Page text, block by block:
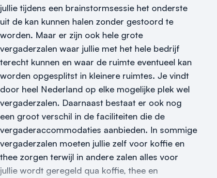
Vraag locatie aan
Locatiegids
Meld locatie aan
Nieuws
jullie tijdens een brainstormsessie het onderste
uit de kan kunnen halen zonder gestoord te
worden. Maar er zijn ook hele grote
vergaderzalen waar jullie met het hele bedrijf
terecht kunnen en waar de ruimte eventueel kan
worden opgesplitst in kleinere ruimtes. Je vindt
door heel Nederland op elke mogelijke plek wel
vergaderzalen. Daarnaast bestaat er ook nog
een groot verschil in de faciliteiten die de
vergaderaccommodaties aanbieden. In sommige
vergaderzalen moeten jullie zelf voor koffie en
thee zorgen terwijl in andere zalen alles voor
jullie wordt geregeld qua koffie, thee en